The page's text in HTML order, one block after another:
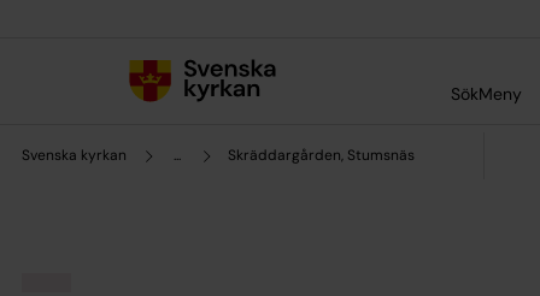
SökMeny
Svenska kyrkan ... Skräddargården, Stumsnäs